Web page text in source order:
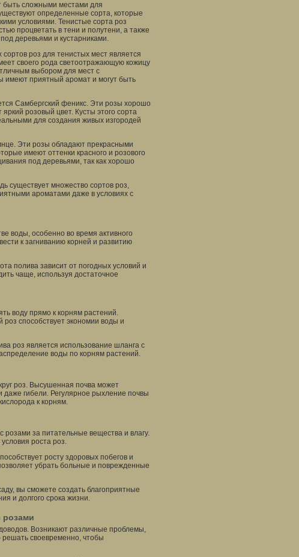
быть сложными местами для
определенные сорта, которые
условиями. Тенистые сорта роз
процветать в тени и полутени, а также
деревьями и кустарниками.
роз для тенистых мест является
своего рода светоотражающую кожицу
выбором для мест с
имеют приятный аромат и могут быть
Самбергский феникс. Эти розы хорошо
розовый цвет. Кусты этого сорта
для создания живых изгородей
Эти розы обладают прекрасными
имеют оттенки красного и розового
под деревьями, так как хорошо
существует множество сортов роз,
ароматами даже в условиях с
воды, особенно во время активного
к загниванию корней и развитию
полива зависит от погодных условий и
чаще, используя достаточное
воду прямо к корням растений.
способствует экономии воды и
роз является использование шланга с
воды по корням растений.
роз. Высушенная почва может
гибели. Регулярное рыхление почвы
к корням.
розами за питательные вещества и влагу.
роста роз.
росту здоровых побегов и
убрать больные и поврежденные
вы сможете создать благоприятные
и долгого срока жизни.
розами
Возникают различные проблемы,
решать своевременно, чтобы